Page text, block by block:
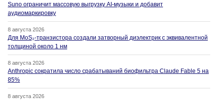
Suno ограничит массовую выгрузку AI-музыки и добавит
аудиомаркировку
8 августа 2026
Для MoS₂-транзистора создали затворный диэлектрик с эквивалентной
толщиной около 1 нм
8 августа 2026
Anthropic сократила число срабатываний биофильтра Claude Fable 5 на
85%
8 августа 2026